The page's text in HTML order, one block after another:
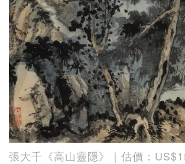
張大千《高山靈隱》｜估價：